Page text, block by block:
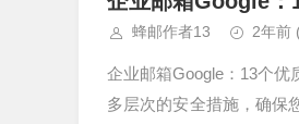
蜂邮作者13 2年前
企业邮箱Google：13个优
多层次的安全措施，确保